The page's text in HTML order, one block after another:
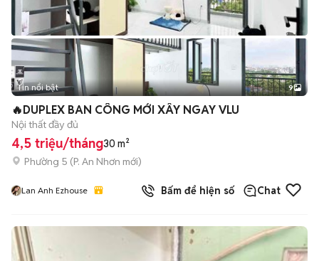
+2
Tin nổi bật 9
🔥DUPLEX BAN CÔNG MỚI XÂY NGAY VLU
Nội thất đầy đủ
4,5 triệu/tháng30 m²
Phường 5 (P. An Nhơn mới)
Lan Anh Ezhouse Bấm để hiện số Chat